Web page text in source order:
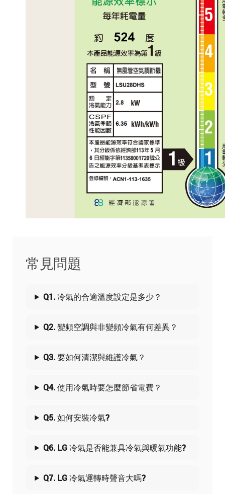
常見問題
Q1. 冷氣的合適溫度設定是多少？
Q2. 變頻空調與非變頻冷氣有何差異？
Q3. 要如何清潔與維護冷氣？
Q4. 使用冷氣時要怎麼節省電費？
Q5. 如何安裝冷氣?
Q6. LG 冷氣是否能兼具冷氣與暖氣功能?
Q7. LG 冷氣運轉時聲音大嗎?